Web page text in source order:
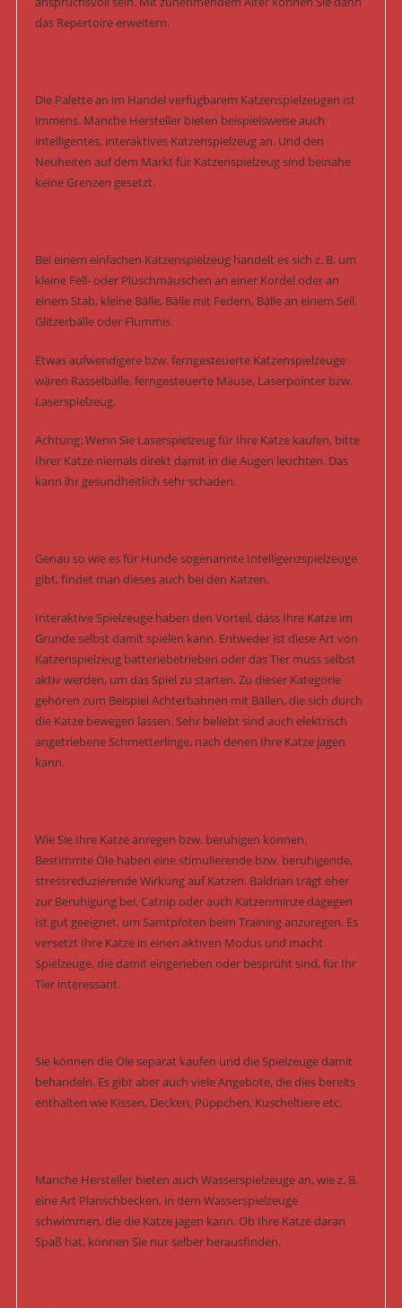
das Repertoire erweitern.
Die Palette an im Handel verfügbarem Katzenspielzeugen ist
immens. Manche Hersteller bieten beispielsweise auch
intelligentes, interaktives Katzenspielzeug an. Und den
Neuheiten auf dem Markt für Katzenspielzeug sind beinahe
keine Grenzen gesetzt.
Bei einem einfachen Katzenspielzeug handelt es sich z. B. um
kleine Fell- oder Plüschmäuschen an einer Kordel oder an
einem Stab, kleine Bälle, Bälle mit Federn, Bälle an einem Seil,
Glitzerbälle oder Flummis.
Etwas aufwendigere bzw. ferngesteuerte Katzenspielzeuge
wären Rasselbälle, ferngesteuerte Mäuse, Laserpointer bzw.
Laserspielzeug.
Achtung: Wenn Sie Laserspielzeug für Ihre Katze kaufen, bitte
Ihrer Katze niemals direkt damit in die Augen leuchten. Das
kann ihr gesundheitlich sehr schaden.
Genau so wie es für Hunde sogenannte Intelligenzspielzeuge
gibt, findet man dieses auch bei den Katzen.
Interaktive Spielzeuge haben den Vorteil, dass Ihre Katze im
Grunde selbst damit spielen kann. Entweder ist diese Art von
Katzenspielzeug batteriebetrieben oder das Tier muss selbst
aktiv werden, um das Spiel zu starten. Zu dieser Kategorie
gehören zum Beispiel Achterbahnen mit Bällen, die sich durch
die Katze bewegen lassen. Sehr beliebt sind auch elektrisch
angetriebene Schmetterlinge, nach denen Ihre Katze jagen
kann.
Wie Sie Ihre Katze anregen bzw. beruhigen können.
Bestimmte Öle haben eine stimulierende bzw. beruhigende,
stressreduzierende Wirkung auf Katzen. Baldrian trägt eher
zur Beruhigung bei. Catnip oder auch Katzenminze dagegen
ist gut geeignet, um Samtpfoten beim Training anzuregen. Es
versetzt Ihre Katze in einen aktiven Modus und macht
Spielzeuge, die damit eingerieben oder besprüht sind, für Ihr
Tier interessant.
Sie können die Öle separat kaufen und die Spielzeuge damit
behandeln. Es gibt aber auch viele Angebote, die dies bereits
enthalten wie Kissen, Decken, Püppchen, Kuscheltiere etc.
Manche Hersteller bieten auch Wasserspielzeuge an, wie z. B.
eine Art Planschbecken, in dem Wasserspielzeuge
schwimmen, die die Katze jagen kann. Ob Ihre Katze daran
Spaß hat, können Sie nur selber herausfinden.